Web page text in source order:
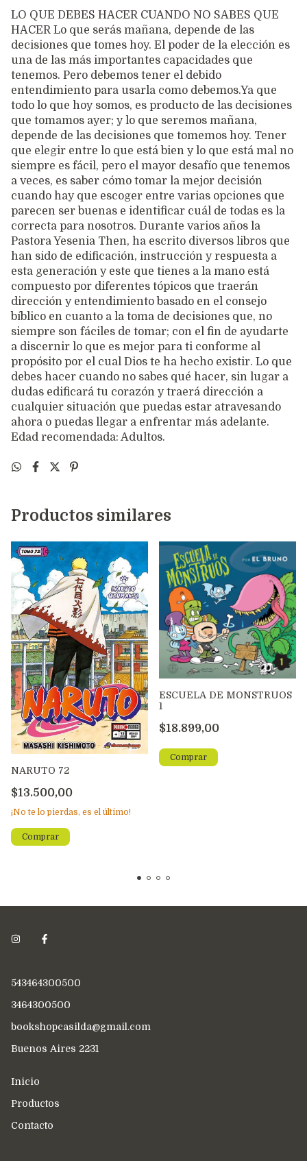
LO QUE DEBES HACER CUANDO NO SABES QUE
HACER Lo que serás mañana, depende de las
decisiones que tomes hoy. El poder de la elección es
una de las más importantes capacidades que
tenemos. Pero debemos tener el debido
entendimiento para usarla como debemos.Ya que
todo lo que hoy somos, es producto de las decisiones
que tomamos ayer; y lo que seremos mañana,
depende de las decisiones que tomemos hoy. Tener
que elegir entre lo que está bien y lo que está mal no
siempre es fácil, pero el mayor desafío que tenemos
a veces, es saber cómo tomar la mejor decisión
cuando hay que escoger entre varias opciones que
parecen ser buenas e identificar cuál de todas es la
correcta para nosotros. Durante varios años la
Pastora Yesenia Then, ha escrito diversos libros que
han sido de edificación, instrucción y respuesta a
esta generación y este que tienes a la mano está
compuesto por diferentes tópicos que traerán
dirección y entendimiento basado en el consejo
bíblico en cuanto a la toma de decisiones que, no
siempre son fáciles de tomar; con el fin de ayudarte
a discernir lo que es mejor para ti conforme al
propósito por el cual Dios te ha hecho existir. Lo que
debes hacer cuando no sabes qué hacer, sin lugar a
dudas edificará tu corazón y traerá dirección a
cualquier situación que puedas estar atravesando
ahora o puedas llegar a enfrentar más adelante.
Edad recomendada: Adultos.
Productos similares
NARUTO 72
$13.500,00
¡No te lo pierdas, es el último!
ESCUELA DE MONSTRUOS
1
$18.899,00
543464300500
3464300500
bookshopcasilda@gmail.com
Buenos Aires 2231
Inicio
Productos
Contacto